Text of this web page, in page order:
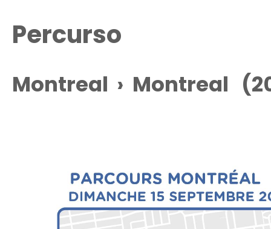
Percurso
Montreal › Montreal